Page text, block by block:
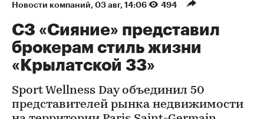
Новости компаний⁠, 03 авг, 14:06 494
СЗ «Сияние» представил
брокерам стиль жизни
«Крылатской 33»
Sport Wellness Day объединил 50
представителей рынка недвижимости